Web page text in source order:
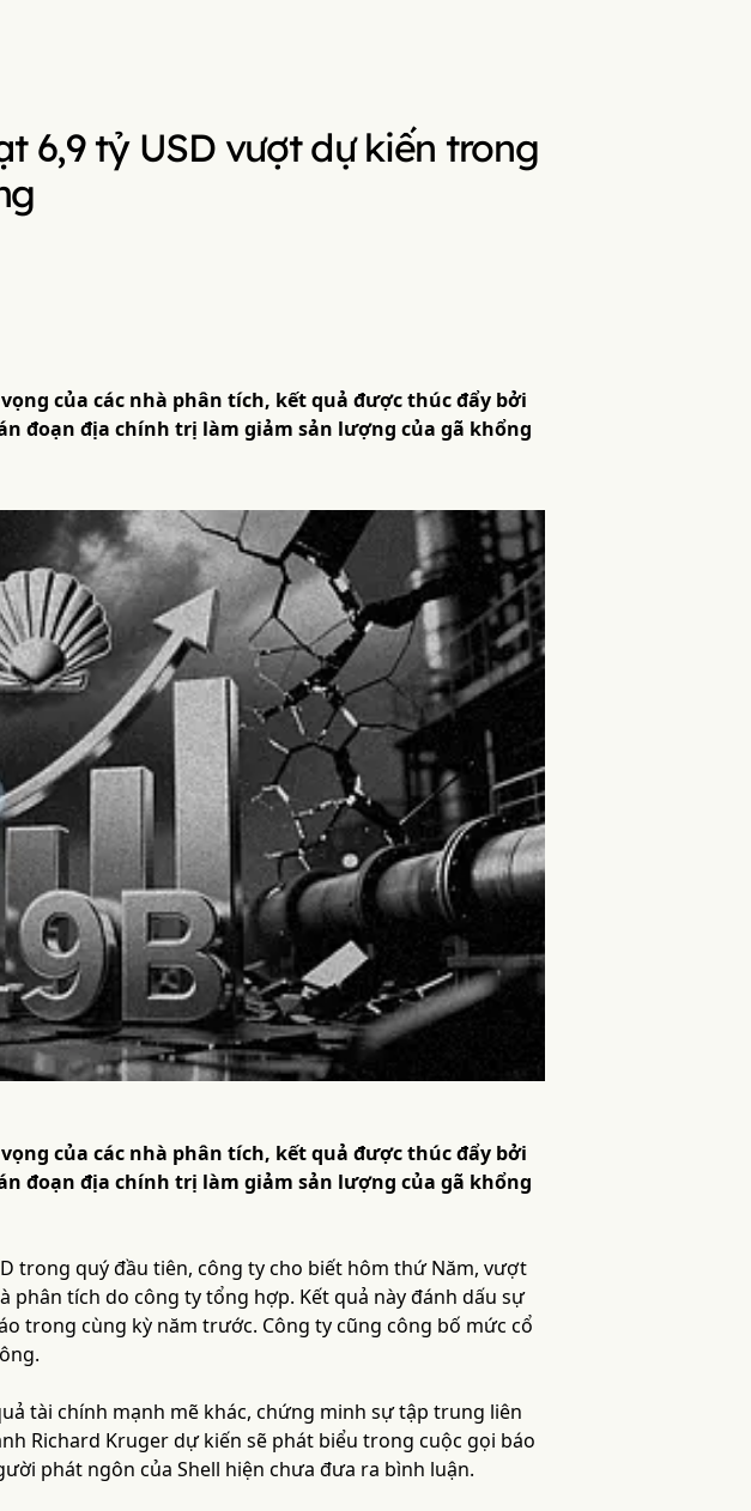
6,9 tỷ USD vượt dự kiến trong
của các nhà phân tích, kết quả được thúc đẩy bởi
đoạn địa chính trị làm giảm sản lượng của gã khổng
của các nhà phân tích, kết quả được thúc đẩy bởi
đoạn địa chính trị làm giảm sản lượng của gã khổng
trong quý đầu tiên, công ty cho biết hôm thứ Năm, vượt
phân tích do công ty tổng hợp. Kết quả này đánh dấu sự
trong cùng kỳ năm trước. Công ty cũng công bố mức cổ
tài chính mạnh mẽ khác, chứng minh sự tập trung liên
Richard Kruger dự kiến sẽ phát biểu trong cuộc gọi báo
phát ngôn của Shell hiện chưa đưa ra bình luận.